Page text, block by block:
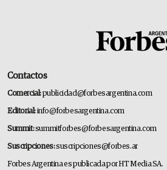
Contactos
Comercial:publicidad@forbesargentina.com
Editorial:info@forbesargentina.com
Summit:summitforbes@forbesargentina.com
Suscripciones:suscripciones@forbes.ar
Forbes Argentina es publicada por HT Media SA.